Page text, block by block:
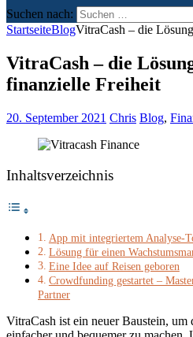
Suchen nach:
StartseiteBlogVitraCash – die
VitraCash – die
finanzielle Freiheit
20. September 2021 Chris Blog,
Inhaltsverzeichnis
App mit integriertem Analyse-
Lösung für einen
Eine Idee auf Reisen geboren
Crowdfunding gestartet –
Partner
VitraCash ist ein neuer Baustein, um